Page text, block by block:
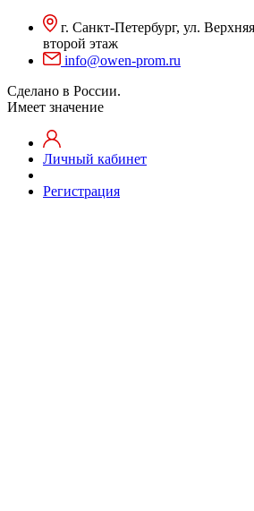
г. Санкт-Петербург, ул.
второй этаж
info@owen-prom.ru
Сделано в России.
Имеет значение
Личный кабинет
Регистрация